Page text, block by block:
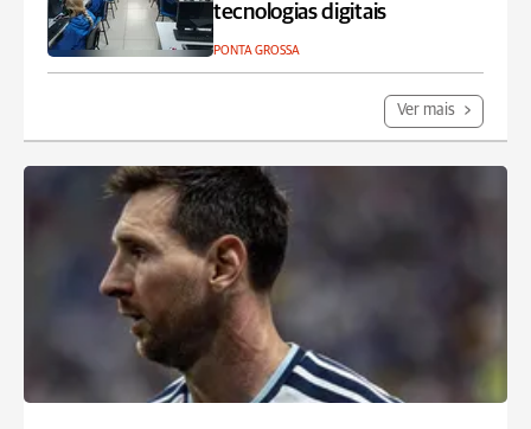
tecnologias digitais
PONTA GROSSA
Ver mais